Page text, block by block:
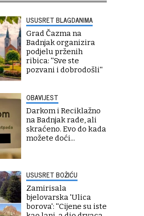
USUSRET BLAGDANIMA
Grad Čazma na
Badnjak organizira
podjelu prženih
ribica: ''Sve ste
pozvani i dobrodošli''
OBAVIJEST
Darkom i Reciklažno
na Badnjak rade, ali
skraćeno. Evo do kada
možete doći...
USUSRET BOŽIĆU
Zamirisala
bjelovarska 'Ulica
borova': ''Cijene su iste